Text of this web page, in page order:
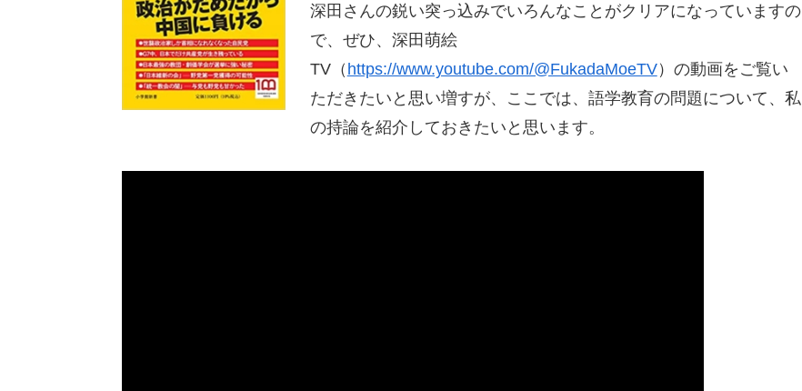
深田さんの鋭い突っ込みでいろんなことがクリアになっていますの
で、ぜひ、深田萌絵
TV（ https://www.youtube.com/@FukadaMoeTV）の動画をご覧い
ただきたいと思い増すが、ここでは、語学教育の問題について、私
の持論を紹介しておきたいと思います。